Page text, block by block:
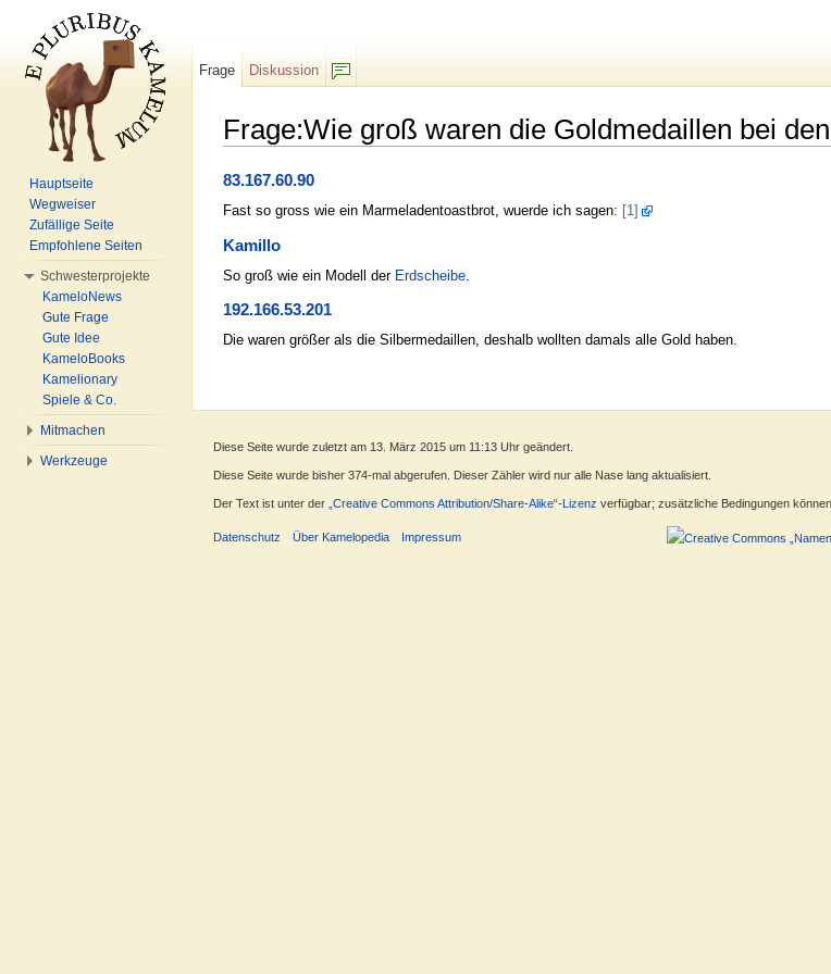
Frage:Wie groß waren die Goldmedaillen bei
83.167.60.90
Fast so gross wie ein Marmeladentoastbrot, wuerde ich sagen: [1]
Kamillo
So groß wie ein Modell der Erdscheibe
192.166.53.201
Die waren größer als die Silbermedaillen, deshalb wollten damals alle Gold haben.
Frage
Diskussion
Hauptseite
Wegweiser
Zufällige Seite
Empfohlene Seiten
Schwesterprojekte
KameloNews
Gute Frage
Gute Idee
KameloBooks
Kamelionary
Spiele & Co.
Mitmachen
Werkzeuge
Diese Seite wurde zuletzt am 13. März 2015 um 11:13 Uhr geändert.
Diese Seite wurde bisher 374-mal abgerufen. Dieser Zähler wird nur alle Nase lang aktualisiert.
Der Text ist unter der „Creative Commons Attribution/Share-Alike“-Lizenz verfügbar; zusätzliche Bedingungen
Datenschutz Über Kamelopedia Impressum